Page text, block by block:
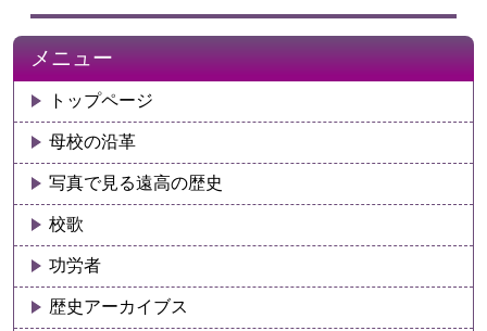
メニュー
トップページ
母校の沿革
写真で見る遠高の歴史
校歌
功労者
歴史アーカイブス